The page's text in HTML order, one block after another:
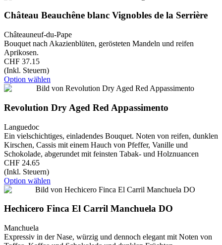
Château Beauchêne blanc Vignobles de la Serrière
Châteauneuf-du-Pape
Bouquet nach Akazienblüten, gerösteten Mandeln und reifen
Aprikosen.
CHF 37.15
(Inkl. Steuern)
Option wählen
Revolution Dry Aged Red Appassimento
Languedoc
Ein vielschichtiges, einladendes Bouquet. Noten von reifen, dunklen
Kirschen, Cassis mit einem Hauch von Pfeffer, Vanille und
Schokolade, abgerundet mit feinsten Tabak- und Holznuancen
CHF 24.65
(Inkl. Steuern)
Option wählen
Hechicero Finca El Carril Manchuela DO
Manchuela
Expressiv in der Nase, würzig und dennoch elegant mit Noten von